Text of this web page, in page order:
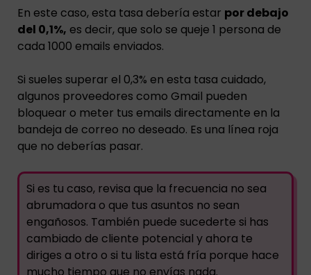
En este caso, esta tasa debería estar por debajo
del 0,1%, es decir, que solo se queje 1 persona de
cada 1000 emails enviados.
Si sueles superar el 0,3% en esta tasa cuidado,
algunos proveedores como Gmail pueden
bloquear o meter tus emails directamente en la
bandeja de correo no deseado. Es una línea roja
que no deberías pasar.
Si es tu caso, revisa que la frecuencia no sea
abrumadora o que tus asuntos no sean
engañosos. También puede sucederte si has
cambiado de cliente potencial y ahora te
diriges a otro o si tu lista está fría porque hace
mucho tiempo que no envías nada.